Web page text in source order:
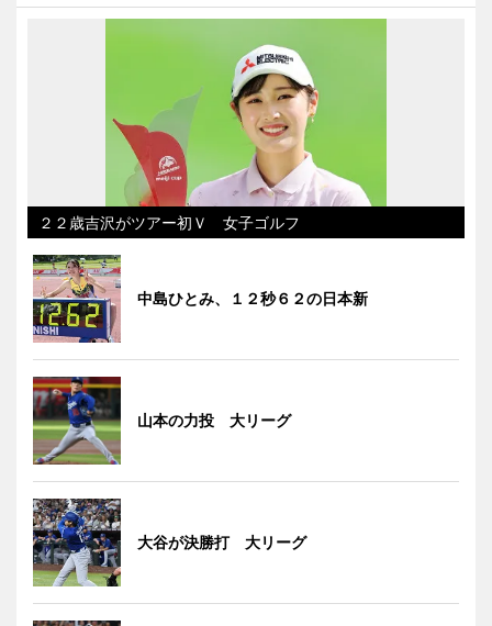
２２歳吉沢がツアー初Ｖ 女子ゴルフ
中島ひとみ、１２秒６２の日本新
山本の力投 大リーグ
大谷が決勝打 大リーグ